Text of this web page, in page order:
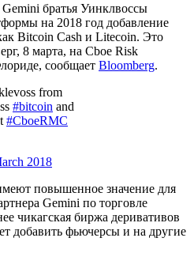
братья Уинклвоссы
на 2018 год добавление
Bitcoin Cash и Litecoin. Это
8 марта, на Cboe Risk
сообщает Bloomberg.
from
#bitcoin and
#CboeRMC
2018
повышенное значение для
Gemini по торговле
чикагская биржа деривативов
добавить фьючерсы и на другие